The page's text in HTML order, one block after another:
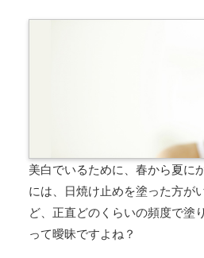
美白でいるために、春から夏に
には、日焼け止めを塗った方が
ど、正直どのくらいの頻度で塗
って曖昧ですよね？